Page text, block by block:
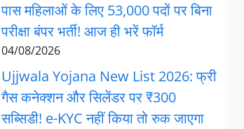
पास महिलाओं के लिए 53,000 पदों पर बिना
परीक्षा बंपर भर्ती! आज ही भरें फॉर्म
04/08/2026
Ujjwala Yojana New List 2026: फ्री
गैस कनेक्शन और सिलेंडर पर ₹300
सब्सिडी! e-KYC नहीं किया तो रुक जाएगा